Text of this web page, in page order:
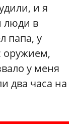
и я
люди в
папа, у
оружием,
у меня
два часа на